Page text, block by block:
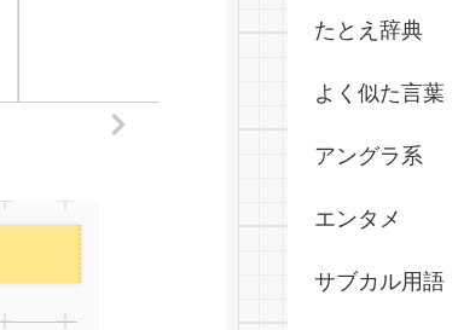
たとえ辞典
よく似た言葉
アングラ系
エンタメ
サブカル用語